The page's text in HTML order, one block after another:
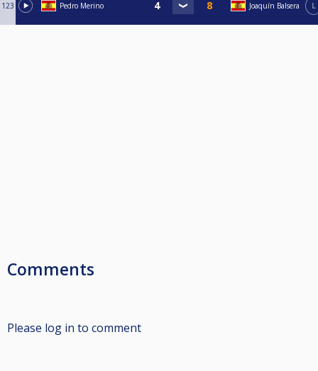
123 Pedro Merino Joaquín Balsera L
Comments
Please log in to comment